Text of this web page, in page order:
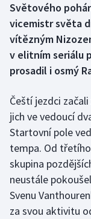
Dostihy
Florbal
Golf
Gymnastika
Házená
Jezdectví
Světového
vicemistr světa
vítězným
v elitním seriálu
prosadil i osmý
Čeští jezdci
jich ve vedoucí
Startovní pole
tempa. Od
skupina
neustále
Svenu
za svou aktivitu